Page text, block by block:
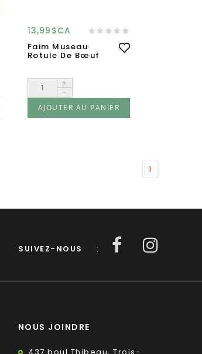
13,99$CA
Faim Museau
Rotule De Bœuf
+
-
AJOUTER AU PANIER
1
SUIVEZ-NOUS :
NOUS JOINDRE